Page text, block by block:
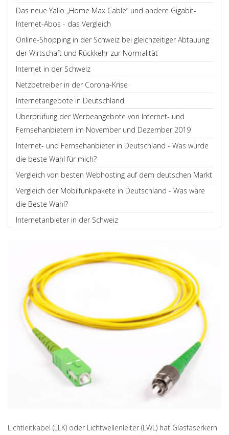
Das neue Yallo „Home Max Cable“ und andere Gigabit-
Internet-Abos - das Vergleich
Online-Shopping in der Schweiz bei gleichzeitiger Abtauung
der Wirtschaft und Rückkehr zur Normalität
Internet in der Schweiz
Netzbetreiber in der Corona-Krise
Internetangebote in Deutschland
Überprüfung der Werbeangebote von Internet- und
Fernsehanbietern im November und Dezember 2019
Internet- und Fernsehanbieter in Deutschland - Was würde
die beste Wahl für mich?
Vergleich von besten Webhosting auf dem deutschen Markt
Vergleich der Mobilfunkpakete in Deutschland - Was wäre
die Beste Wahl?
Internetanbieter in der Schweiz
Lichtleitkabel (LLK) oder Lichtwellenleiter (LWL) hat Glasfaserkern